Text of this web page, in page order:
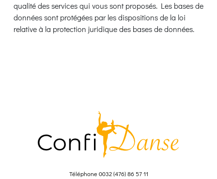
qualité des services qui vous sont proposés. Les bases de
données sont protégées par les dispositions de la loi
relative à la protection juridique des bases de données.
Téléphone 0032 (476) 86 57 11